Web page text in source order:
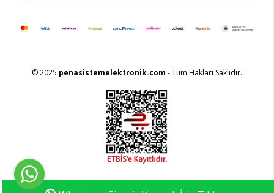
© 2025 penasistemelektronik.com - Tüm Hakları Saklıdır.